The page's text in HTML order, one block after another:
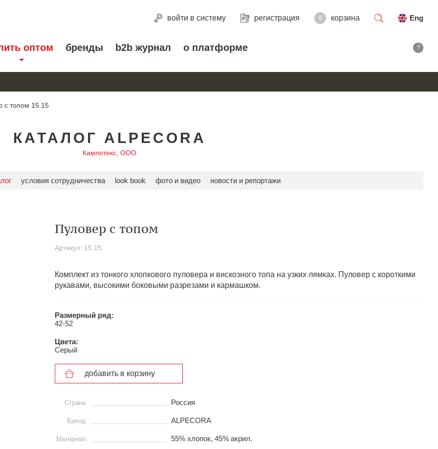
войти в систему регистрация 0 корзина
Eng
оптом бренды b2b журнал о платформе ?
с топом 15.15
КАТАЛОГ ALPECORA
Кампотекс, ООО
условия сотрудничества look book фото и видео новости и репортажи
Пуловер с топом
Артикул: 15.15
Комплект из тонкого хлопкового пуловера и вискозного топа на узких лямках. Пуловер с короткими
рукавами, высокими боковыми разрезами и кармашком.
Размерный ряд:
42-52
Цвета:
Серый
добавить в корзину
Страна: Россия
Бренд: ALPECORA
Материал: 55% хлопок, 45% акрил.